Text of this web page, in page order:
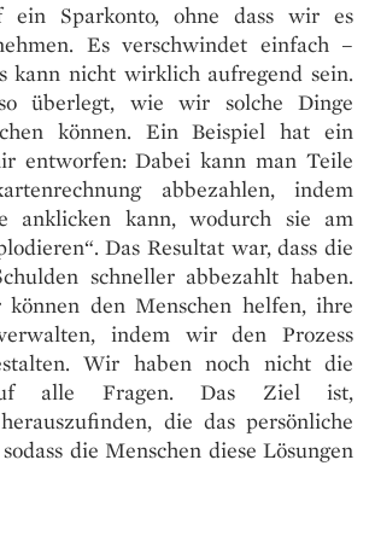
ein Sparkonto, ohne dass wir es
Es verschwindet einfach –
kann nicht wirklich aufregend sein.
überlegt, wie wir solche Dinge
können. Ein Beispiel hat ein
entworfen: Dabei kann man Teile
abbezahlen, indem
anklicken kann, wodurch sie am
Das Resultat war, dass die
schneller abbezahlt haben.
können den Menschen helfen, ihre
indem wir den Prozess
Wir haben noch nicht die
alle Fragen. Das Ziel ist,
die das persönliche
die Menschen diese Lösungen